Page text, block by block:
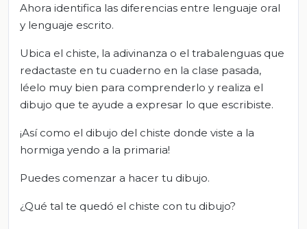
Ahora identifica las diferencias entre lenguaje oral
y lenguaje escrito.
Ubica el chiste, la adivinanza o el trabalenguas que
redactaste en tu cuaderno en la clase pasada,
léelo muy bien para comprenderlo y realiza el
dibujo que te ayude a expresar lo que escribiste.
¡Así como el dibujo del chiste donde viste a la
hormiga yendo a la primaria!
Puedes comenzar a hacer tu dibujo.
¿Qué tal te quedó el chiste con tu dibujo?